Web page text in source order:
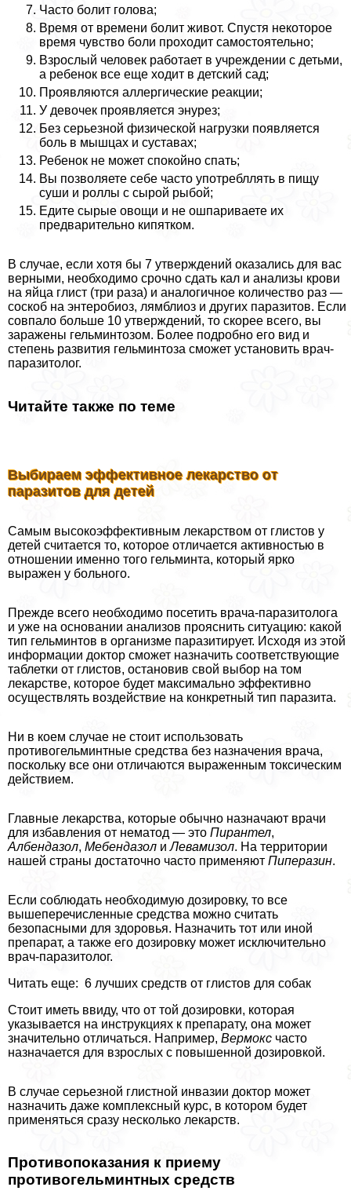
Часто болит голова;
Время от времени болит живот. Спустя некоторое
время чувство боли проходит самостоятельно;
Взрослый человек работает в учреждении с детьми,
а ребенок все еще ходит в детский сад;
Проявляются аллергические реакции;
У девочек проявляется энурез;
Без серьезной физической нагрузки появляется
боль в мышцах и суставах;
Ребенок не может спокойно спать;
Вы позволяете себе часто употрeбллять в пищу
суши и роллы с сырой рыбой;
Едите сырые овощи и не ошпариваете их
предварительно кипятком.
В случае, если хотя бы 7 утверждений оказались для вас
верными, необходимо срочно сдать кал и анализы крови
на яйца глист (три раза) и аналогичное количество раз —
соскоб на энтеробиоз, лямблиоз и других паразитов. Если
совпало больше 10 утверждений, то скорее всего, вы
заражены гельминтозом. Более подробно его вид и
степень развития гельминтоза сможет установить врач-
паразитолог.
Читайте также по теме
Выбираем эффективное лекарство от
паразитов для детей
Самым высокоэффективным лекарством от глистов у
детей считается то, которое отличается активностью в
отношении именно того гельминта, который ярко
выражен у больного.
Прежде всего необходимо посетить врача-паразитолога
и уже на основании анализов прояснить ситуацию: какой
тип гельминтов в организме паразитирует. Исходя из этой
информации доктор сможет назначить соответствующие
таблетки от глистов, остановив свой выбор на том
лекарстве, которое будет максимально эффективно
осуществлять воздействие на конкретный тип паразита.
Ни в коем случае не стоит использовать
противогельминтные средства без назначения врача,
поскольку все они отличаются выраженным токсическим
действием.
Главные лекарства, которые обычно назначают врачи
для избавления от нематод — это Пирантел,
Албендазол, Мебендазол иЛевамизол. На территории
нашей страны достаточно часто применяют Пиперазин.
Если соблюдать необходимую дозировку, то все
вышеперечисленные средства можно считать
безопасными для здоровья. Назначить тот или иной
препарат, а также его дозировку может исключительно
врач-паразитолог.
Читать еще: 6 лучших средств от глистов для собак
Стоит иметь ввиду, что от той дозировки, которая
указывается на инструкциях к препарату, она может
значительно отличаться. Например, Вермокс часто
назначается для взрослых с повышенной дозировкой.
В случае серьезной глистной инвазии доктор может
назначить даже комплексный курс, в котором будет
применяться сразу несколько лекарств.
Противопоказания к приему
противогельминтных средств